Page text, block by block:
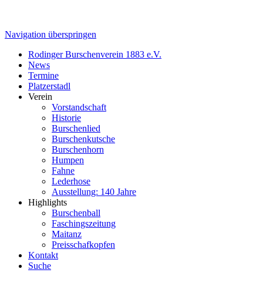
Navigation überspringen
Rodinger Burschenverein 1883 e.V.
News
Termine
Platzerstadl
Verein
Vorstandschaft
Historie
Burschenlied
Burschenkutsche
Burschenhorn
Humpen
Fahne
Lederhose
Ausstellung: 140 Jahre
Highlights
Burschenball
Faschingszeitung
Maitanz
Preisschafkopfen
Kontakt
Suche